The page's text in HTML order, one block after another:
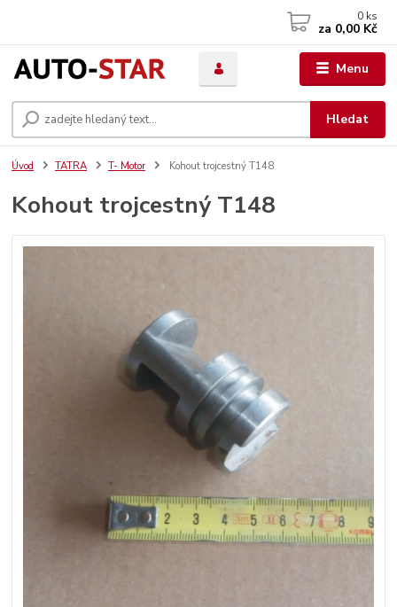
Menu
Hledat
0 ks
za 0,00 Kč
Úvod TATRA T- Motor Kohout trojcestný T148
Kohout trojcestný T148